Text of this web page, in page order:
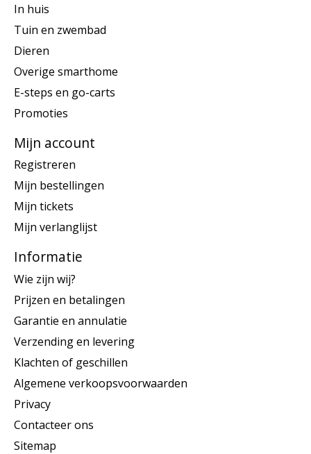
In huis
Tuin en zwembad
Dieren
Overige smarthome
E-steps en go-carts
Promoties
Mijn account
Registreren
Mijn bestellingen
Mijn tickets
Mijn verlanglijst
Informatie
Wie zijn wij?
Prijzen en betalingen
Garantie en annulatie
Verzending en levering
Klachten of geschillen
Algemene verkoopsvoorwaarden
Privacy
Contacteer ons
Sitemap